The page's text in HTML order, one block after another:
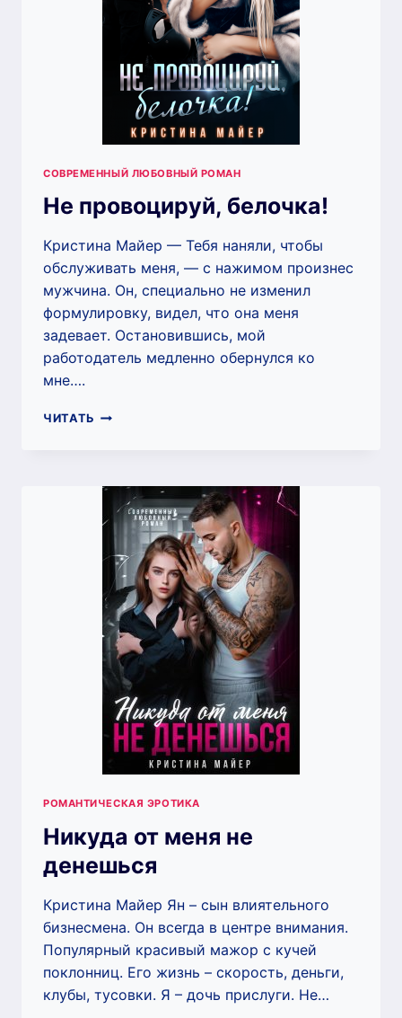
СОВРЕМЕННЫЙ ЛЮБОВНЫЙ РОМАН
Не провоцируй, белочка!
Кристина Майер — Тебя наняли, чтобы
обслуживать меня, — с нажимом произнес
мужчина. Он, специально не изменил
формулировку, видел, что она меня
задевает. Остановившись, мой
работодатель медленно обернулся ко
мне….
ЧИТАТЬ НЕ
РОМАНТИЧЕСКАЯ ЭРОТИКА
Никуда от меня не
денешься
Кристина Майер Ян – сын влиятельного
бизнесмена. Он всегда в центре внимания.
Популярный красивый мажор с кучей
поклонниц. Его жизнь – скорость, деньги,
клубы, тусовки. Я – дочь прислуги. Не…